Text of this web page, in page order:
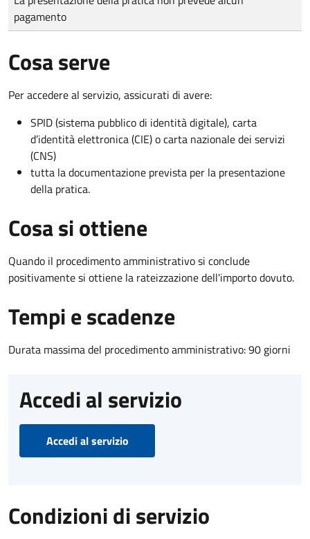
pagamento
Cosa serve
Per accedere al servizio, assicurati di avere:
SPID (sistema pubblico di identità digitale), carta
d’identità elettronica (CIE) o carta nazionale dei servizi
(CNS)
tutta la documentazione prevista per la presentazione
della pratica.
Cosa si ottiene
Quando il procedimento amministrativo si conclude
positivamente si ottiene la rateizzazione dell'importo dovuto.
Tempi e scadenze
Durata massima del procedimento amministrativo: 90 giorni
Accedi al servizio
Accedi al servizio
Condizioni di servizio